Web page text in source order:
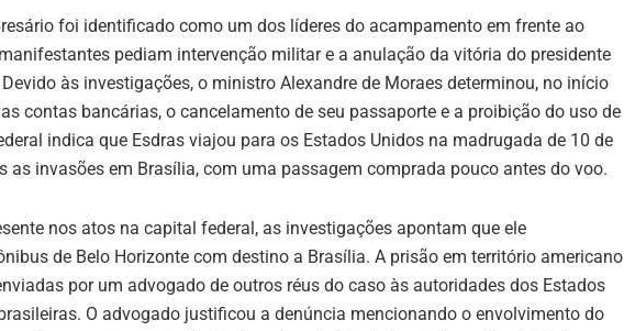
foi identificado como um dos líderes do acampamento em frente ao
pediam intervenção militar e a anulação da vitória do presidente
às investigações, o ministro Alexandre de Moraes determinou, no início
contas bancárias, o cancelamento de seu passaporte e a proibição do uso de
indica que Esdras viajou para os Estados Unidos na madrugada de 10 de
as invasões em Brasília, com uma passagem comprada pouco antes do voo.
nos atos na capital federal, as investigações apontam que ele
de Belo Horizonte com destino a Brasília. A prisão em território americano
por um advogado de outros réus do caso às autoridades dos Estados
O advogado justificou a denúncia mencionando o envolvimento do